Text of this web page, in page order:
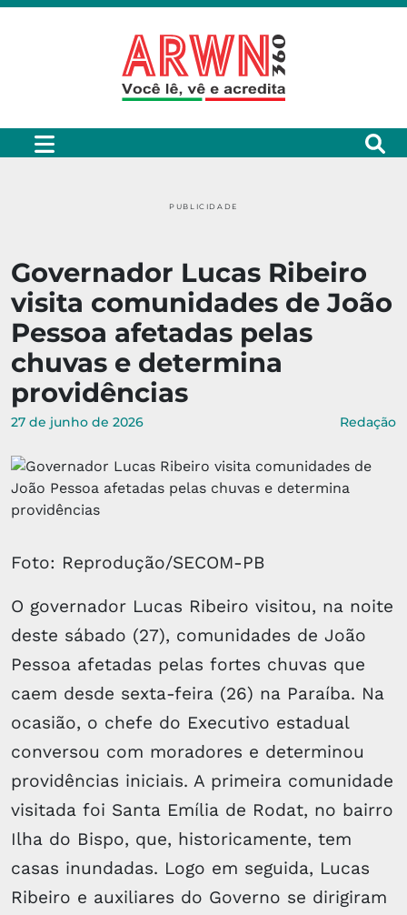
PUBLICIDADE
Governador Lucas Ribeiro
visita comunidades de João
Pessoa afetadas pelas
chuvas e determina
providências
27 de junho de 2026 Redação
Foto: Reprodução/SECOM-PB
O governador Lucas Ribeiro visitou, na noite
deste sábado (27), comunidades de João
Pessoa afetadas pelas fortes chuvas que
caem desde sexta-feira (26) na Paraíba. Na
ocasião, o chefe do Executivo estadual
conversou com moradores e determinou
providências iniciais. A primeira comunidade
visitada foi Santa Emília de Rodat, no bairro
Ilha do Bispo, que, historicamente, tem
casas inundadas. Logo em seguida, Lucas
Ribeiro e auxiliares do Governo se dirigiram